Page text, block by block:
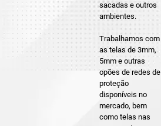
sacadas e outros
ambientes.
Trabalhamos com
as telas de 3mm,
5mm e outras
opões de redes de
proteção
disponíveis no
mercado, bem
como telas nas